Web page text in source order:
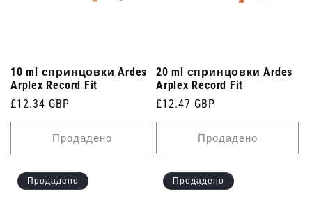
10 ml спринцовки Ardes
Arplex Record Fit
Редовна
цена
£12.34 GBP
Продадено
20 ml спринцовки Ardes
Arplex Record Fit
Редовна
цена
£12.47 GBP
Продадено
Продадено Продадено